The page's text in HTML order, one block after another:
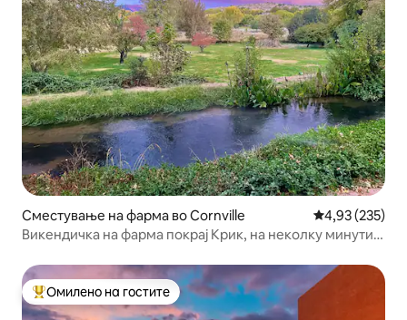
Сместување на фарма во Cornville Просечна
4,93 (235)
Викендичка на фарма покрај Крик, на неколку минути
Меѓу најуспешните „Омилени на гостите“
Омилено на гостите